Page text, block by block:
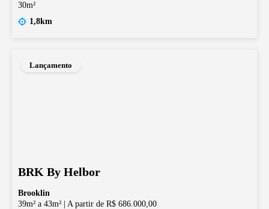
30m²
1,8km
Lançamento
BRK By Helbor
Brooklin
39m² a 43m²
A partir de R$ 686.000,00